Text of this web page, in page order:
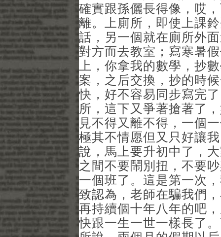
確實跟孫儷長得像，哎
離。上廁所，即使上課
話，另一個就在廁所外
對方而去教室；寫寒暑
上，你拿我的數學，抄
案，之后交換，抄的時
快，好不容易同步寫完
所，這下又爭著搶著了
見不得又離不得，一個
極其不情愿但又只好讓
說，馬上要升初中了，
之間不要鬧別扭，不要
一個班了。這是第一次
致認為，老師在騙我們
再持續個十年八年的吧
快跟一生一世一樣長了